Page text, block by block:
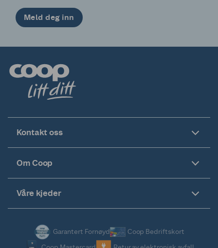
Meld deg inn
Kontakt oss
Om Coop
Våre kjeder
Garantert Fornøyd
Coop Bedriftskort